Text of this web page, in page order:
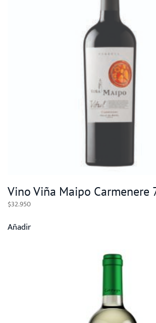
Vino Viña Maipo Carmenere
$32.950
Añadir